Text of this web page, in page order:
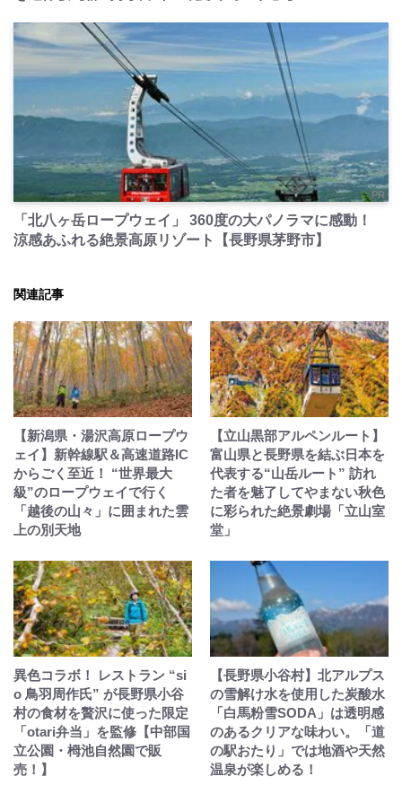
PR
「北八ヶ岳ロープウェイ」 360度の大パノラマに感動！
涼感あふれる絶景高原リゾート【長野県茅野市】
関連記事
【新潟県・湯沢高原ロープウ
ェイ】新幹線駅＆高速道路IC
からごく至近！ “世界最大
級”のロープウェイで行く
「越後の山々」に囲まれた雲
上の別天地
【立山黒部アルペンルート】
富山県と長野県を結ぶ日本を
代表する“山岳ルート” 訪れ
た者を魅了してやまない秋色
に彩られた絶景劇場「立山室
堂」
異色コラボ！ レストラン “si
o 鳥羽周作氏” が長野県小谷
村の食材を贅沢に使った限定
「otari弁当」を監修【中部国
立公園・栂池自然園で販
売！】
【長野県小谷村】北アルプス
の雪解け水を使用した炭酸水
「白馬粉雪SODA」は透明感
のあるクリアな味わい。「道
の駅おたり」では地酒や天然
温泉が楽しめる！